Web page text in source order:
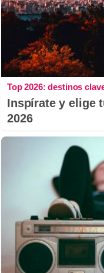
Top 2026: destinos
Inspírate y elige
2026